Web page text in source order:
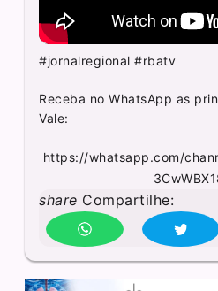
#jornalregional #rbatv
Receba no WhatsApp as
Vale:
https://whatsapp.com/
share Compartilhe: